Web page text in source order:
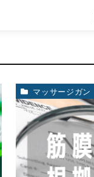
マッサージガン